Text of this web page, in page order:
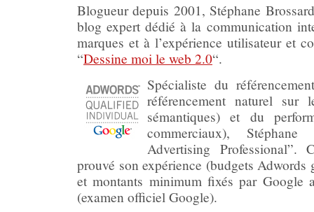
Blogueur depuis 2001, Stéphane
blog expert dédié à la communication
marques et à l’expérience utilisateur et
“Dessine moi le web 2.0“.
Spécialiste du
référencement naturel sur
sémantiques) et du
commerciaux),
Advertising
prouvé son expérience (budgets Adwords
et montants minimum fixés par Google
(examen officiel Google).